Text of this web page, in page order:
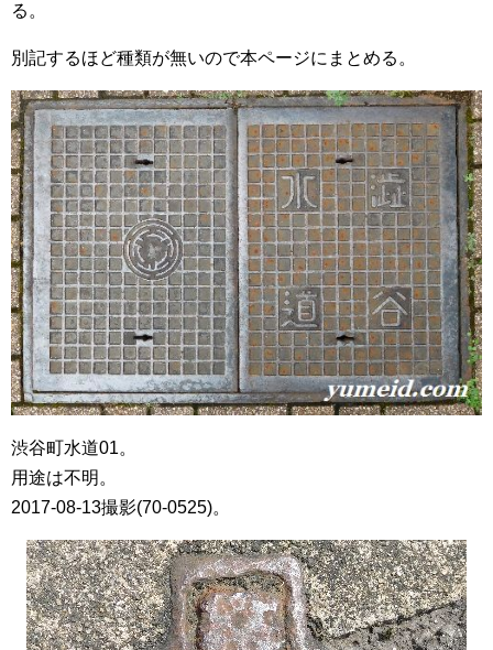
る。
別記するほど種類が無いので本ページにまとめる。
渋谷町水道01。
用途は不明。
2017-08-13撮影(70-0525)。